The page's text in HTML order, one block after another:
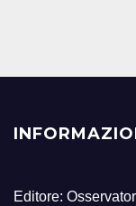
Editore: